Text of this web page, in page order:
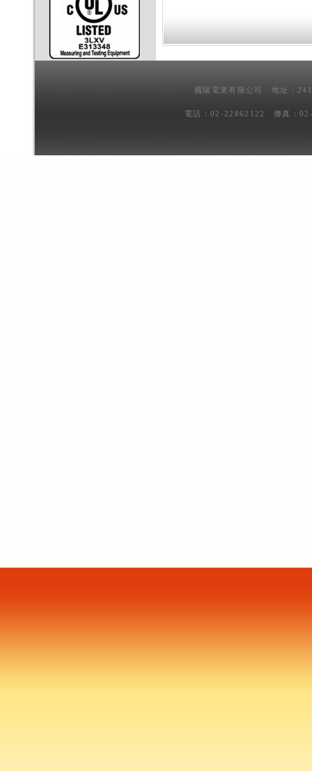
國陽電業有限公司 地址：
電話：02-22862122 傳真：